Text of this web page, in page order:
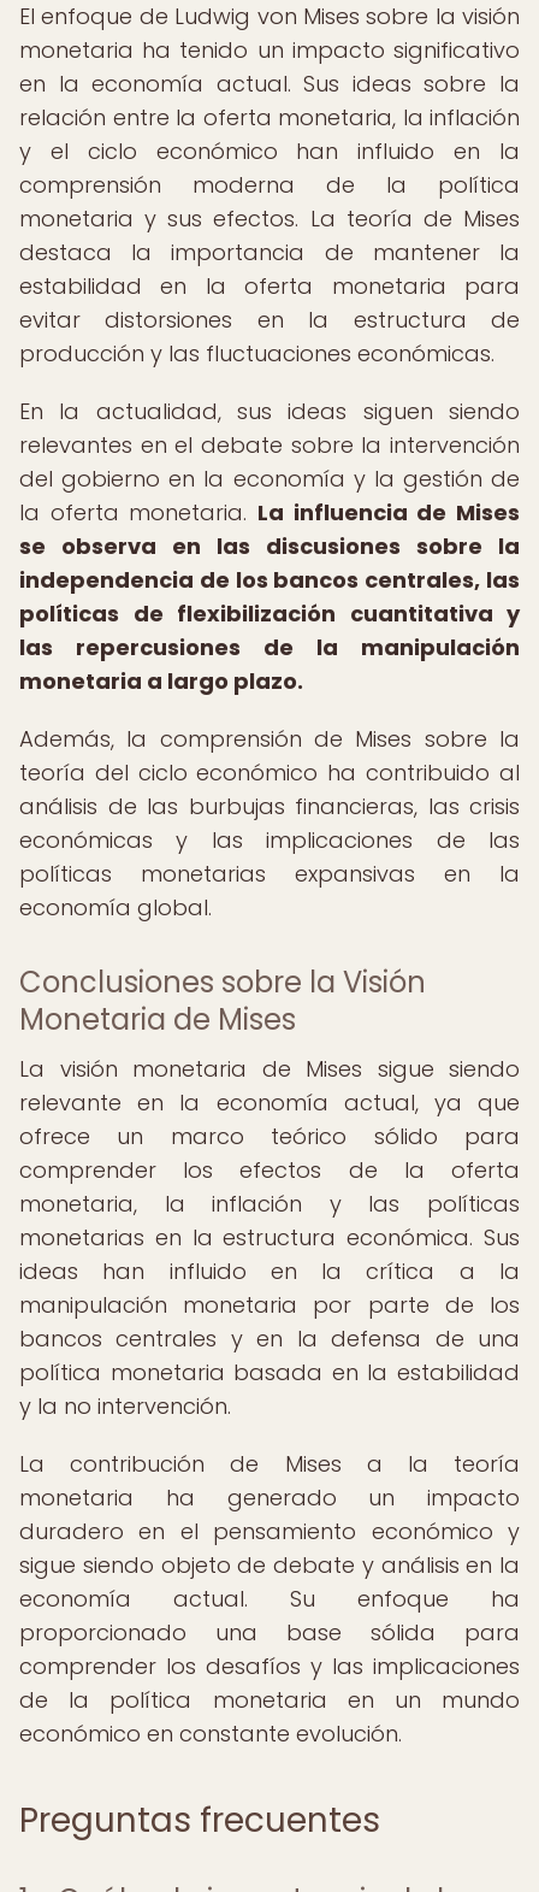
El enfoque de Ludwig von Mises sobre la visión
monetaria ha tenido un impacto significativo
en la economía actual. Sus ideas sobre la
relación entre la oferta monetaria, la inflación
y el ciclo económico han influido en la
comprensión moderna de la política
monetaria y sus efectos. La teoría de Mises
destaca la importancia de mantener la
estabilidad en la oferta monetaria para
evitar distorsiones en la estructura de
producción y las fluctuaciones económicas.
En la actualidad, sus ideas siguen siendo
relevantes en el debate sobre la intervención
del gobierno en la economía y la gestión de
la oferta monetaria. La influencia de Mises
se observa en las discusiones sobre la
independencia de los bancos centrales, las
políticas de flexibilización cuantitativa y
las repercusiones de la manipulación
monetaria a largo plazo.
Además, la comprensión de Mises sobre la
teoría del ciclo económico ha contribuido al
análisis de las burbujas financieras, las crisis
económicas y las implicaciones de las
políticas monetarias expansivas en la
economía global.
Conclusiones sobre la Visión
Monetaria de Mises
La visión monetaria de Mises sigue siendo
relevante en la economía actual, ya que
ofrece un marco teórico sólido para
comprender los efectos de la oferta
monetaria, la inflación y las políticas
monetarias en la estructura económica. Sus
ideas han influido en la crítica a la
manipulación monetaria por parte de los
bancos centrales y en la defensa de una
política monetaria basada en la estabilidad
y la no intervención.
La contribución de Mises a la teoría
monetaria ha generado un impacto
duradero en el pensamiento económico y
sigue siendo objeto de debate y análisis en la
economía actual. Su enfoque ha
proporcionado una base sólida para
comprender los desafíos y las implicaciones
de la política monetaria en un mundo
económico en constante evolución.
Preguntas frecuentes